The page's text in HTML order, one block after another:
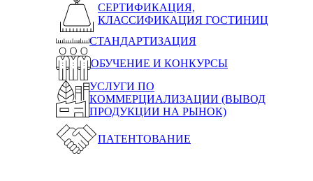
СЕРТИФИКАЦИЯ,
КЛАССИФИКАЦИЯ ГОСТИНИЦ
СТАНДАРТИЗАЦИЯ
ОБУЧЕНИЕ И КОНКУРСЫ
УСЛУГИ ПО
КОММЕРЦИАЛИЗАЦИИ (ВЫВОД
ПРОДУКЦИИ НА РЫНОК)
ПАТЕНТОВАНИЕ